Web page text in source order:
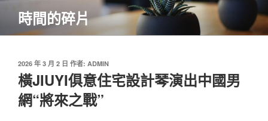
主
時間的碎片
發
佈
於
2026 年 3 月 2 日 作者: ADMIN
橫JIUYI俱意住宅設計琴演出中國男
網“將來之戰”